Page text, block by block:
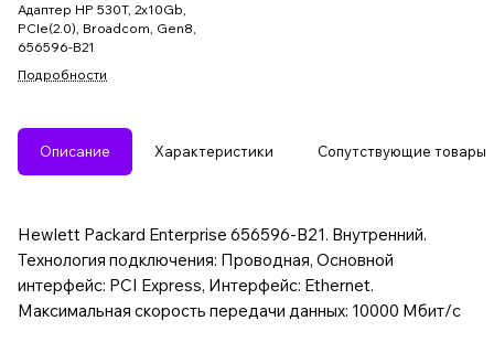
Адаптер HP 530T, 2x10Gb,
PCIe(2.0), Broadcom, Gen8,
656596-B21
Подробности
Описание Характеристики Сопутствующие товары
Hewlett Packard Enterprise 656596-B21. Внутренний.
Технология подключения: Проводная, Основной
интерфейс: PCI Express, Интерфейс: Ethernet.
Максимальная скорость передачи данных: 10000 Мбит/с